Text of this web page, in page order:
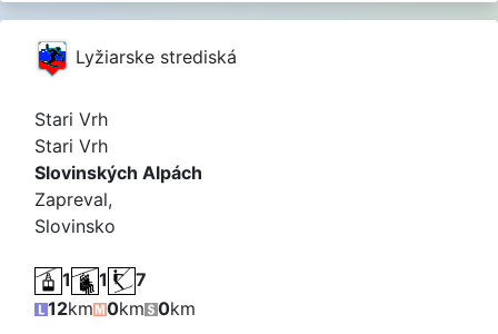
Lyžiarske strediská
Stari Vrh
Stari Vrh
Slovinských Alpách
Zapreval,
Slovinsko
1 1
7
12km 0km 0km